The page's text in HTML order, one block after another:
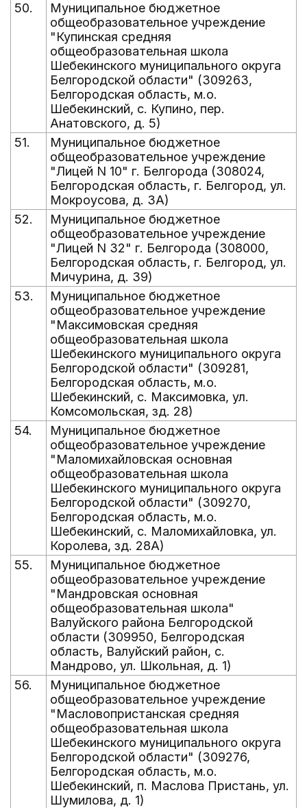
50.
Муниципальное бюджетное
общеобразовательное учреждение
"Купинская средняя
общеобразовательная школа
Шебекинского муниципального округа
Белгородской области" (309263,
Белгородская область, м.о.
Шебекинский, с. Купино, пер.
Анатовского, д. 5)
51.
Муниципальное бюджетное
общеобразовательное учреждение
"Лицей N 10" г. Белгорода (308024,
Белгородская область, г. Белгород, ул.
Мокроусова, д. 3А)
52.
Муниципальное бюджетное
общеобразовательное учреждение
"Лицей N 32" г. Белгорода (308000,
Белгородская область, г. Белгород, ул.
Мичурина, д. 39)
53.
Муниципальное бюджетное
общеобразовательное учреждение
"Максимовская средняя
общеобразовательная школа
Шебекинского муниципального округа
Белгородской области" (309281,
Белгородская область, м.о.
Шебекинский, с. Максимовка, ул.
Комсомольская, зд. 28)
54.
Муниципальное бюджетное
общеобразовательное учреждение
"Маломихайловская основная
общеобразовательная школа
Шебекинского муниципального округа
Белгородской области" (309270,
Белгородская область, м.о.
Шебекинский, с. Маломихайловка, ул.
Королева, зд. 28А)
55.
Муниципальное бюджетное
общеобразовательное учреждение
"Мандровская основная
общеобразовательная школа"
Валуйского района Белгородской
области (309950, Белгородская
область, Валуйский район, с.
Мандрово, ул. Школьная, д. 1)
56.
Муниципальное бюджетное
общеобразовательное учреждение
"Масловопристанская средняя
общеобразовательная школа
Шебекинского муниципального округа
Белгородской области" (309276,
Белгородская область, м.о.
Шебекинский, п. Маслова Пристань, ул.
Шумилова, д. 1)